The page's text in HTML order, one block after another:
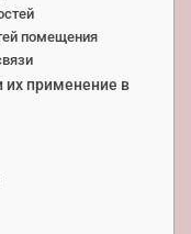
помещения
их применение в